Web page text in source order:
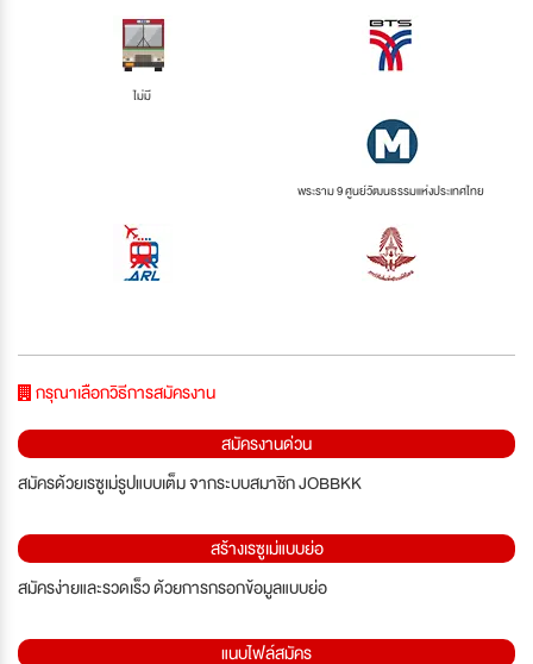
ไม่มี
พระราม 9 ศูนย์วัฒนธรรมแห่งประเทศไทย
กรุณาเลือกวิธีการสมัครงาน
สมัครงานด่วน
สมัครด้วยเรซูเม่รูปแบบเต็ม จากระบบสมาชิก JOBBKK
สร้างเรซูเม่แบบย่อ
สมัครง่ายและรวดเร็ว ด้วยการกรอกข้อมูลแบบย่อ
แนบไฟล์สมัคร